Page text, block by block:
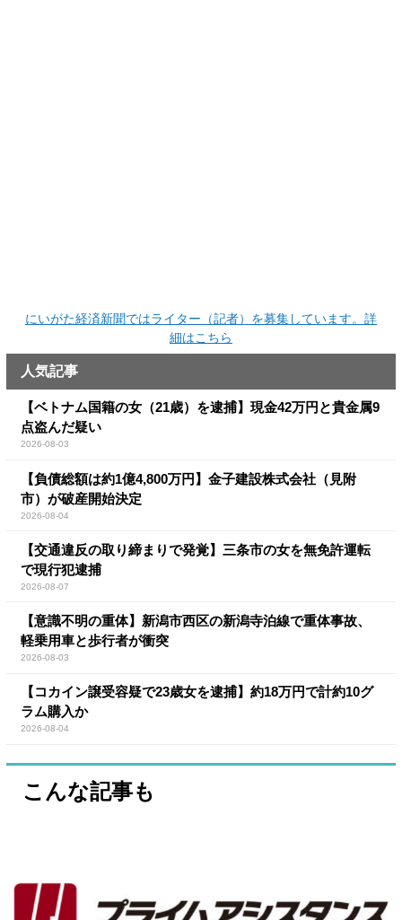
にいがた経済新聞ではライター（記者）を募集しています。詳
細はこちら
人気記事
【ベトナム国籍の女（21歳）を逮捕】現金42万円と貴金属9
点盗んだ疑い
2026-08-03
【負債総額は約1億4,800万円】金子建設株式会社（見附
市）が破産開始決定
2026-08-04
【交通違反の取り締まりで発覚】三条市の女を無免許運転
で現行犯逮捕
2026-08-07
【意識不明の重体】新潟市西区の新潟寺泊線で重体事故、
軽乗用車と歩行者が衝突
2026-08-03
【コカイン譲受容疑で23歳女を逮捕】約18万円で計約10グ
ラム購入か
2026-08-04
こんな記事も